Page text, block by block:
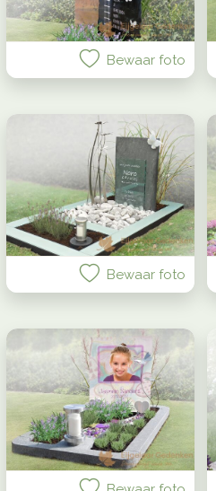
Bewaar foto
Bewaar foto